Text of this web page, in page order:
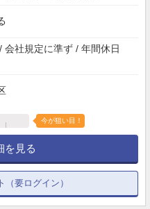
会社規定に準ず / 年間休日
今が狙い目！
を見る
（要ログイン）